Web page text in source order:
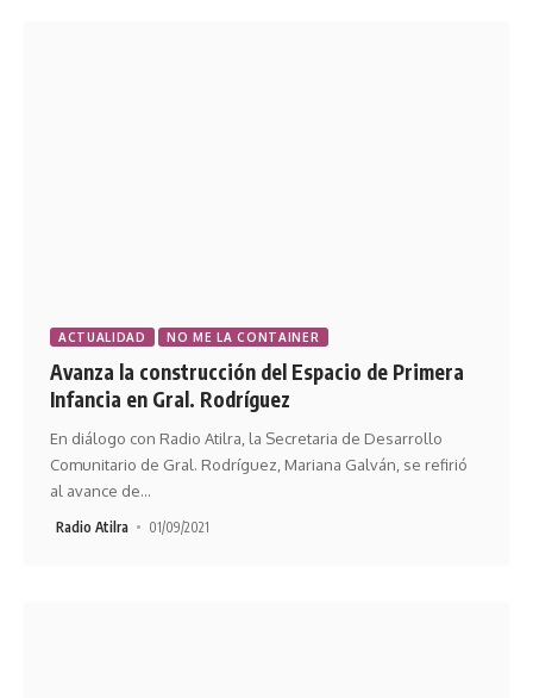
ACTUALIDAD NO ME LA CONTAINER
Avanza la construcción del Espacio de Primera
Infancia en Gral. Rodríguez
En diálogo con Radio Atilra, la Secretaria de Desarrollo
Comunitario de Gral. Rodríguez, Mariana Galván, se refirió
al avance de…
Radio Atilra 01/09/2021